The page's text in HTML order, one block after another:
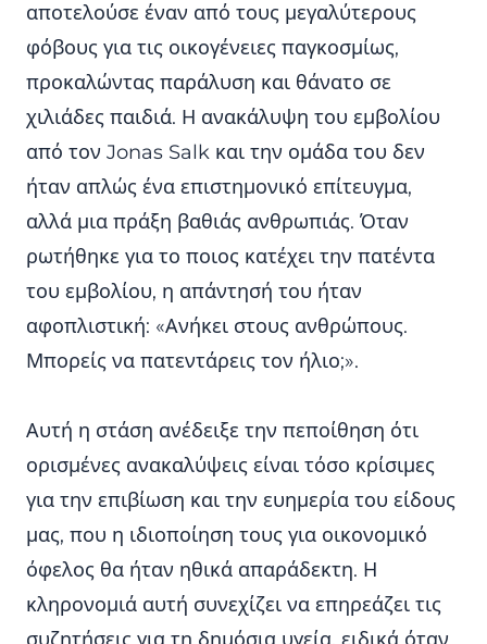
αποτελούσε έναν από τους μεγαλύτερους
φόβους για τις οικογένειες παγκοσμίως,
προκαλώντας παράλυση και θάνατο σε
χιλιάδες παιδιά. Η ανακάλυψη του εμβολίου
από τον Jonas Salk και την ομάδα του δεν
ήταν απλώς ένα επιστημονικό επίτευγμα,
αλλά μια πράξη βαθιάς ανθρωπιάς. Όταν
ρωτήθηκε για το ποιος κατέχει την πατέντα
του εμβολίου, η απάντησή του ήταν
αφοπλιστική: «Ανήκει στους ανθρώπους.
Μπορείς να πατεντάρεις τον ήλιο;».
Αυτή η στάση ανέδειξε την πεποίθηση ότι
ορισμένες ανακαλύψεις είναι τόσο κρίσιμες
για την επιβίωση και την ευημερία του είδους
μας, που η ιδιοποίηση τους για οικονομικό
όφελος θα ήταν ηθικά απαράδεκτη. Η
κληρονομιά αυτή συνεχίζει να επηρεάζει τις